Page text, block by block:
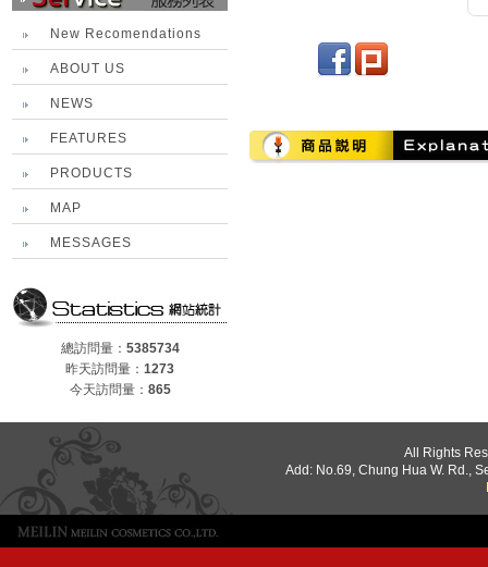
New Recomendations
ABOUT US
NEWS
FEATURES
PRODUCTS
MAP
MESSAGES
總訪問量： 5385734
昨天訪問量： 1273
今天訪問量： 865
All Rights
Add: No.69, Chung Hua W. Rd.,